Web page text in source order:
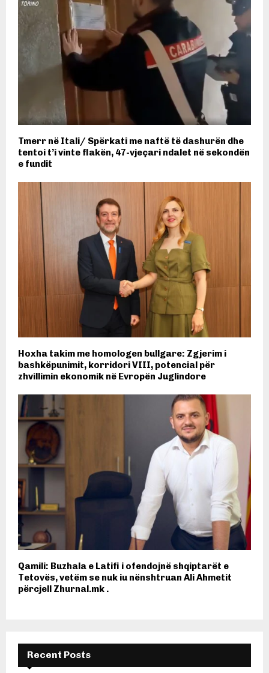
Tmerr në Itali/ Spërkati me naftë të dashurën dhe
tentoi t’i vinte flakën, 47-vjeçari ndalet në sekondën
e fundit
Hoxha takim me homologen bullgare: Zgjerim i
bashkëpunimit, korridori VIII, potencial për
zhvillimin ekonomik në Evropën Juglindore
Qamili: Buzhala e Latifi i ofendojnë shqiptarët e
Tetovës, vetëm se nuk iu nënshtruan Ali Ahmetit
përcjell Zhurnal.mk .
Recent Posts